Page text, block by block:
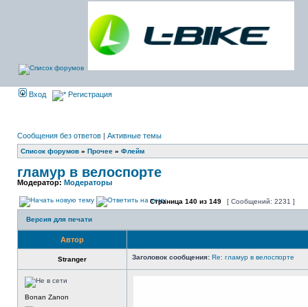
Вход Регистрация
Сообщения без ответов | Активные темы
Список форумов » Прочее » Флейм
гламур в велоспорте
Модератор: Модераторы
Страница 140 из 149 [ Сообщений: 2231 ]
Версия для печати
Автор
Stranger Заголовок сообщения: Re: гламур в велоспорте
Bonan Zanon